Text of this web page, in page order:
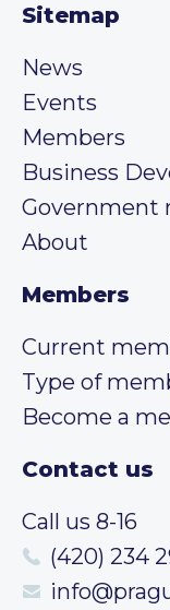
Sitemap
News
Events
Members
Business
Government
About
Members
Current
Type of
Become a
Contact us
Call us 8-16
(420) 234